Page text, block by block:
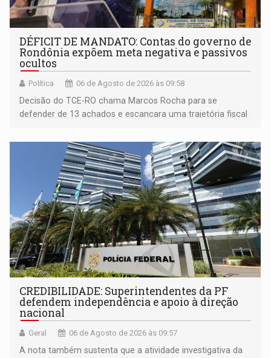
DÉFICIT DE MANDATO: Contas do governo de
Rondônia expõem meta negativa e passivos
ocultos
Política 06 de Agosto de 2026 às 09:58
Decisão do TCE-RO chama Marcos Rocha para se
defender de 13 achados e escancara uma trajetória fiscal
mandato
CREDIBILIDADE: Superintendentes da PF
defendem independência e apoio à direção
nacional
Geral 06 de Agosto de 2026 às 09:57
A nota também sustenta que a atividade investigativa da